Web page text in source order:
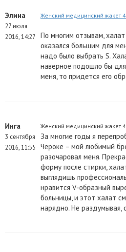
Элина
27 июля
2016, 14:27
Женский медицинский жакет
По многим отзывам,
оказался большим для
надо было выбрать S.
наверное подошло бы
меня, то придется его
Инга
3 сентября
2016, 11:55
Женский медицинский жакет
За многие годы я
Чероке – мой любимый
разочаровал меня.
форму после стирки,
выглядишь
нравится V-образный
больницы, и этот халат
нарядно. Не раздумывая,